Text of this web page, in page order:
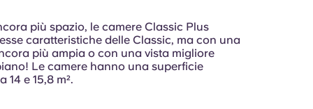
più spazio, le camere Classic Plus
caratteristiche delle Classic, ma con una
più ampia o con una vista migliore
Le camere hanno una superficie
14 e 15,8 m².